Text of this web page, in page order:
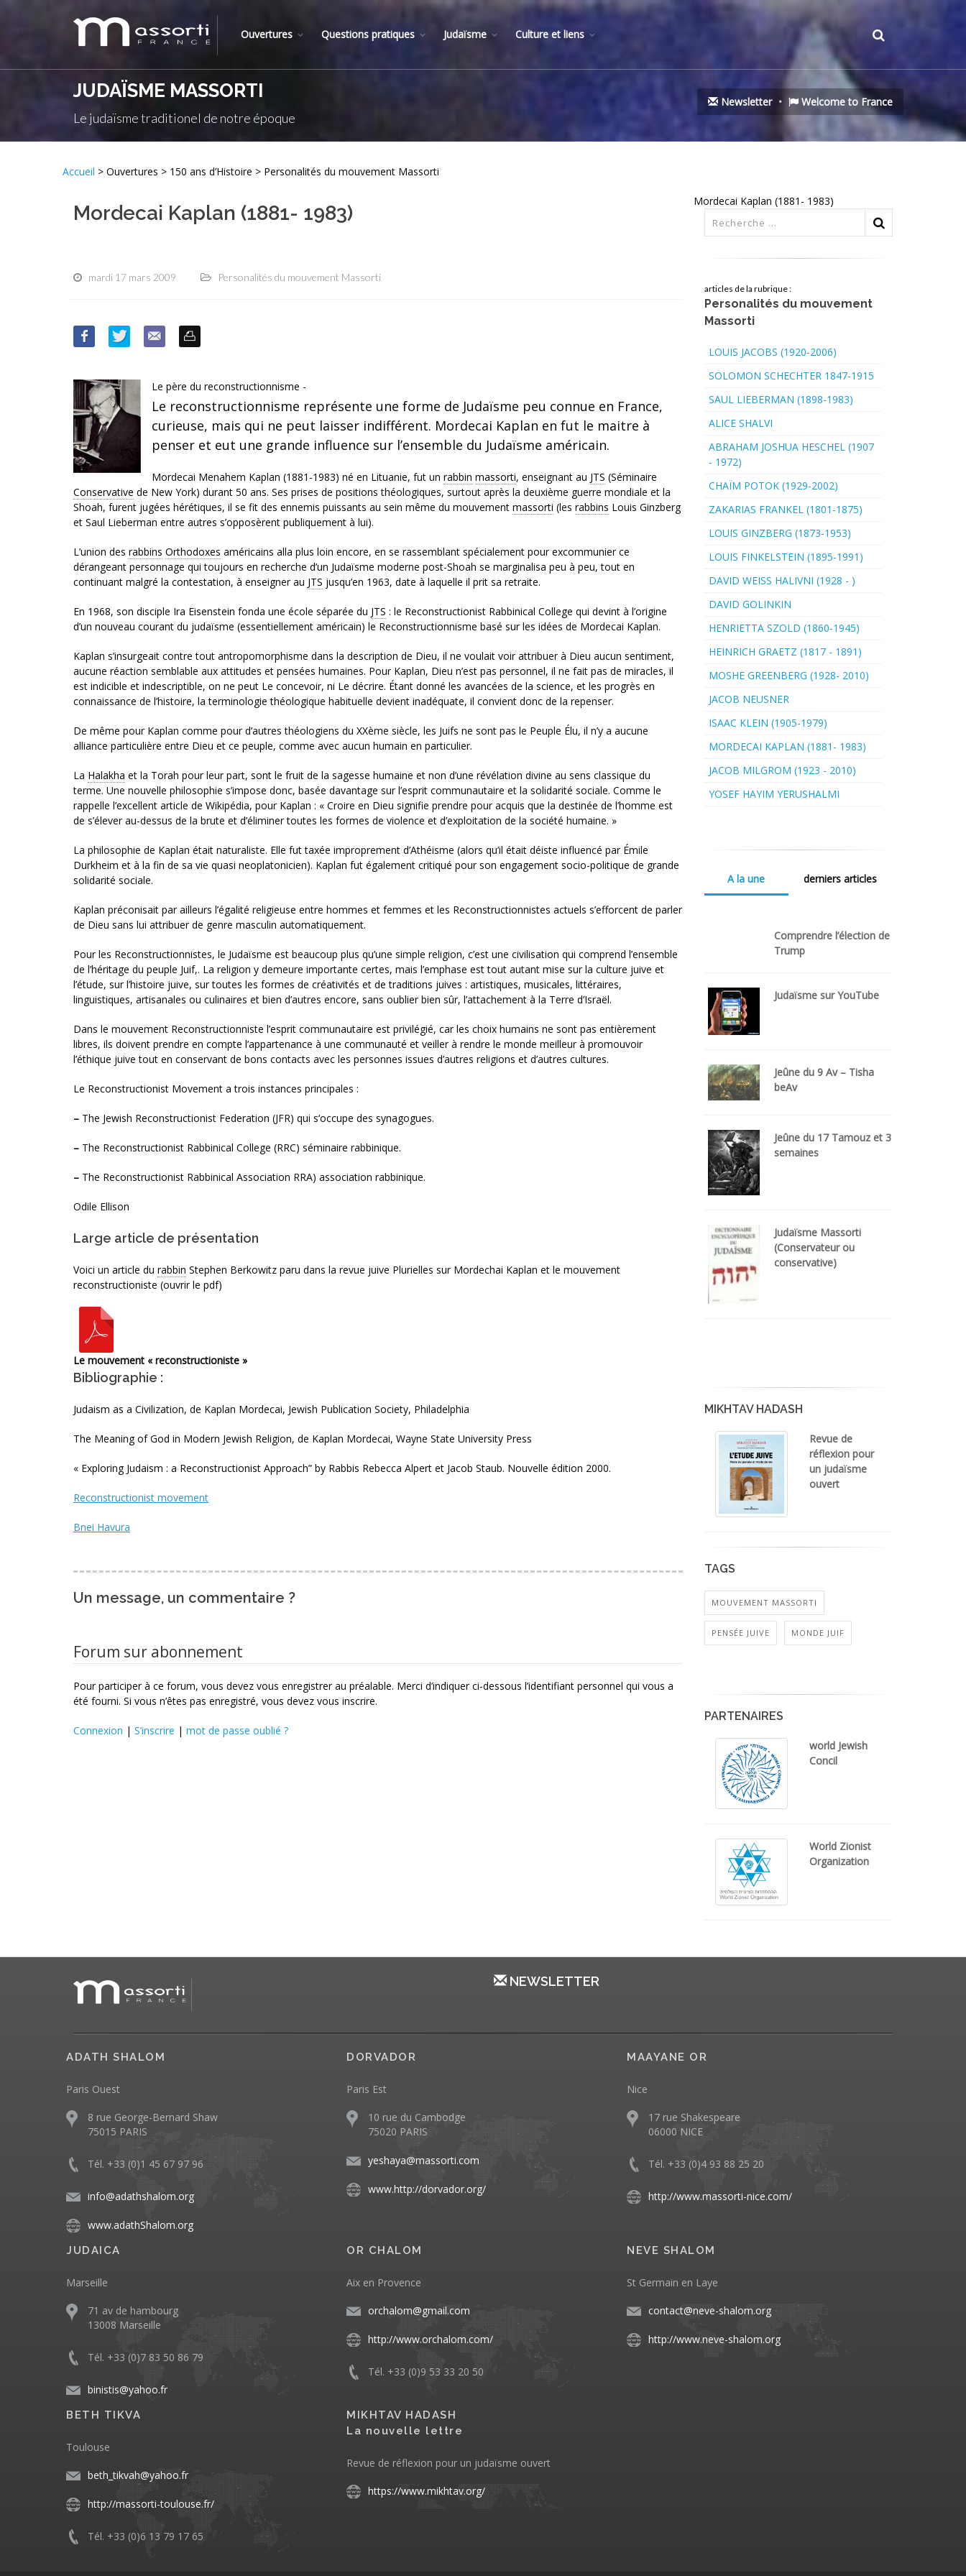
Ouvertures Questions pratiques Judaïsme Culture et liens
JUDAÏSME MASSORTI
Le judaïsme traditionel de notre époque
Newsletter Welcome to France
Accueil > Ouvertures > 150 ans d’Histoire > Personalités du mouvement Massorti
Mordecai Kaplan (1881- 1983)
Mordecai Kaplan (1881- 1983)
mardi 17 mars 2009 Personalités du mouvement Massorti
Le père du reconstructionnisme -
Le reconstructionnisme représente une forme de Judaïsme peu connue en France,
curieuse, mais qui ne peut laisser indifférent. Mordecai Kaplan en fut le maitre à
penser et eut une grande influence sur l’ensemble du Judaïsme américain.
Mordecai Menahem Kaplan (1881-1983) né en Lituanie, fut un rabbin massorti, enseignant au JTS (Séminaire
Conservative de New York) durant 50 ans. Ses prises de positions théologiques, surtout après la deuxième guerre mondiale et la
Shoah, furent jugées hérétiques, il se fit des ennemis puissants au sein même du mouvement massorti (les rabbins Louis Ginzberg
et Saul Lieberman entre autres s’opposèrent publiquement à lui).
L’union des rabbins Orthodoxes américains alla plus loin encore, en se rassemblant spécialement pour excommunier ce
dérangeant personnage qui toujours en recherche d’un Judaïsme moderne post-Shoah se marginalisa peu à peu, tout en
continuant malgré la contestation, à enseigner au JTS jusqu’en 1963, date à laquelle il prit sa retraite.
En 1968, son disciple Ira Eisenstein fonda une école séparée du JTS : le Reconstructionist Rabbinical College qui devint à l’origine
d’un nouveau courant du judaïsme (essentiellement américain) le Reconstructionnisme basé sur les idées de Mordecai Kaplan.
Kaplan s’insurgeait contre tout antropomorphisme dans la description de Dieu, il ne voulait voir attribuer à Dieu aucun sentiment,
aucune réaction semblable aux attitudes et pensées humaines. Pour Kaplan, Dieu n’est pas personnel, il ne fait pas de miracles, il
est indicible et indescriptible, on ne peut Le concevoir, ni Le décrire. Étant donné les avancées de la science, et les progrès en
connaissance de l’histoire, la terminologie théologique habituelle devient inadéquate, il convient donc de la repenser.
De même pour Kaplan comme pour d’autres théologiens du XXème siècle, les Juifs ne sont pas le Peuple Élu, il n’y a aucune
alliance particulière entre Dieu et ce peuple, comme avec aucun humain en particulier.
La Halakha et la Torah pour leur part, sont le fruit de la sagesse humaine et non d’une révélation divine au sens classique du
terme. Une nouvelle philosophie s’impose donc, basée davantage sur l’esprit communautaire et la solidarité sociale. Comme le
rappelle l’excellent article de Wikipédia, pour Kaplan : « Croire en Dieu signifie prendre pour acquis que la destinée de l’homme est
de s’élever au-dessus de la brute et d’éliminer toutes les formes de violence et d’exploitation de la société humaine. »
La philosophie de Kaplan était naturaliste. Elle fut taxée improprement d’Athéisme (alors qu’il était déiste influencé par Émile
Durkheim et à la fin de sa vie quasi neoplatonicien). Kaplan fut également critiqué pour son engagement socio-politique de grande
solidarité sociale.
Kaplan préconisait par ailleurs l’égalité religieuse entre hommes et femmes et les Reconstructionnistes actuels s’efforcent de parler
de Dieu sans lui attribuer de genre masculin automatiquement.
Pour les Reconstructionnistes, le Judaïsme est beaucoup plus qu’une simple religion, c’est une civilisation qui comprend l’ensemble
de l’héritage du peuple Juif,. La religion y demeure importante certes, mais l’emphase est tout autant mise sur la culture juive et
l’étude, sur l’histoire juive, sur toutes les formes de créativités et de traditions juives : artistiques, musicales, littéraires,
linguistiques, artisanales ou culinaires et bien d’autres encore, sans oublier bien sûr, l’attachement à la Terre d’Israël.
Dans le mouvement Reconstructionniste l’esprit communautaire est privilégié, car les choix humains ne sont pas entièrement
libres, ils doivent prendre en compte l’appartenance à une communauté et veiller à rendre le monde meilleur à promouvoir
l’éthique juive tout en conservant de bons contacts avec les personnes issues d’autres religions et d’autres cultures.
Le Reconstructionist Movement a trois instances principales :
– The Jewish Reconstructionist Federation (JFR) qui s‘occupe des synagogues.
– The Reconstructionist Rabbinical College (RRC) séminaire rabbinique.
– The Reconstructionist Rabbinical Association RRA) association rabbinique.
Odile Ellison
Large article de présentation
Voici un article du rabbin Stephen Berkowitz paru dans la revue juive Plurielles sur Mordechai Kaplan et le mouvement
reconstructioniste (ouvrir le pdf)
Le mouvement « reconstructioniste »
Bibliographie :
Judaism as a Civilization, de Kaplan Mordecai, Jewish Publication Society, Philadelphia
The Meaning of God in Modern Jewish Religion, de Kaplan Mordecai, Wayne State University Press
« Exploring Judaism : a Reconstructionist Approach” by Rabbis Rebecca Alpert et Jacob Staub. Nouvelle édition 2000.
Reconstructionist movement
Bnei Havura
Un message, un commentaire ?
Forum sur abonnement
Pour participer à ce forum, vous devez vous enregistrer au préalable. Merci d’indiquer ci-dessous l’identifiant personnel qui vous a
été fourni. Si vous n’êtes pas enregistré, vous devez vous inscrire.
Connexion | S’inscrire | mot de passe oublié ?
articles de la rubrique :
Personalités du mouvement
Massorti
LOUIS JACOBS (1920-2006)
SOLOMON SCHECHTER 1847-1915
SAUL LIEBERMAN (1898-1983)
ALICE SHALVI
ABRAHAM JOSHUA HESCHEL (1907
- 1972)
CHAÏM POTOK (1929-2002)
ZAKARIAS FRANKEL (1801-1875)
LOUIS GINZBERG (1873-1953)
LOUIS FINKELSTEIN (1895-1991)
DAVID WEISS HALIVNI (1928 - )
DAVID GOLINKIN
HENRIETTA SZOLD (1860-1945)
HEINRICH GRAETZ (1817 - 1891)
MOSHE GREENBERG (1928- 2010)
JACOB NEUSNER
ISAAC KLEIN (1905-1979)
MORDECAI KAPLAN (1881- 1983)
JACOB MILGROM (1923 - 2010)
YOSEF HAYIM YERUSHALMI
A la une derniers articles
Comprendre l’élection de
Trump
Judaïsme sur YouTube
Jeûne du 9 Av – Tisha
beAv
Jeûne du 17 Tamouz et 3
semaines
Judaïsme Massorti
(Conservateur ou
conservative)
MIKHTAV HADASH
Revue de
réflexion pour
un judaïsme
ouvert
TAGS
MOUVEMENT MASSORTI
PENSÉE JUIVE MONDE JUIF
PARTENAIRES
world Jewish
Concil
World Zionist
Organization
NEWSLETTER
ADATH SHALOM
Paris Ouest
8 rue George-Bernard Shaw
75015 PARIS
Tél. +33 (0)1 45 67 97 96
info@adathshalom.org
www.adathShalom.org
DORVADOR
Paris Est
10 rue du Cambodge
75020 PARIS
yeshaya@massorti.com
www.http://dorvador.org/
MAAYANE OR
Nice
17 rue Shakespeare
06000 NICE
Tél. +33 (0)4 93 88 25 20
http://www.massorti-nice.com/
JUDAICA
Marseille
71 av de hambourg
13008 Marseille
Tél. +33 (0)7 83 50 86 79
binistis@yahoo.fr
OR CHALOM
Aix en Provence
orchalom@gmail.com
http://www.orchalom.com/
Tél. +33 (0)9 53 33 20 50
NEVE SHALOM
St Germain en Laye
contact@neve-shalom.org
http://www.neve-shalom.org
BETH TIKVA
Toulouse
beth_tikvah@yahoo.fr
http://massorti-toulouse.fr/
Tél. +33 (0)6 13 79 17 65
MIKHTAV HADASH
La nouvelle lettre
Revue de réflexion pour un judaïsme ouvert
https://www.mikhtav.org/